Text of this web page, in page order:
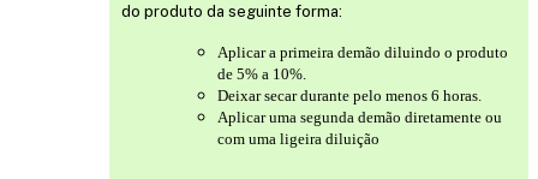
do produto da seguinte forma:
Aplicar a primeira demão diluindo o produto
de 5% a 10%.
Deixar secar durante pelo menos 6 horas.
Aplicar uma segunda demão diretamente ou
com uma ligeira diluição